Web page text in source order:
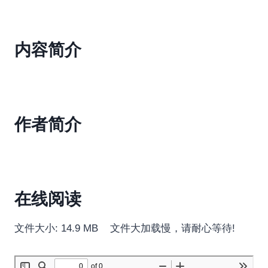
内容简介
作者简介
在线阅读
文件大小: 14.9 MB 文件大加载慢，请耐心等待!